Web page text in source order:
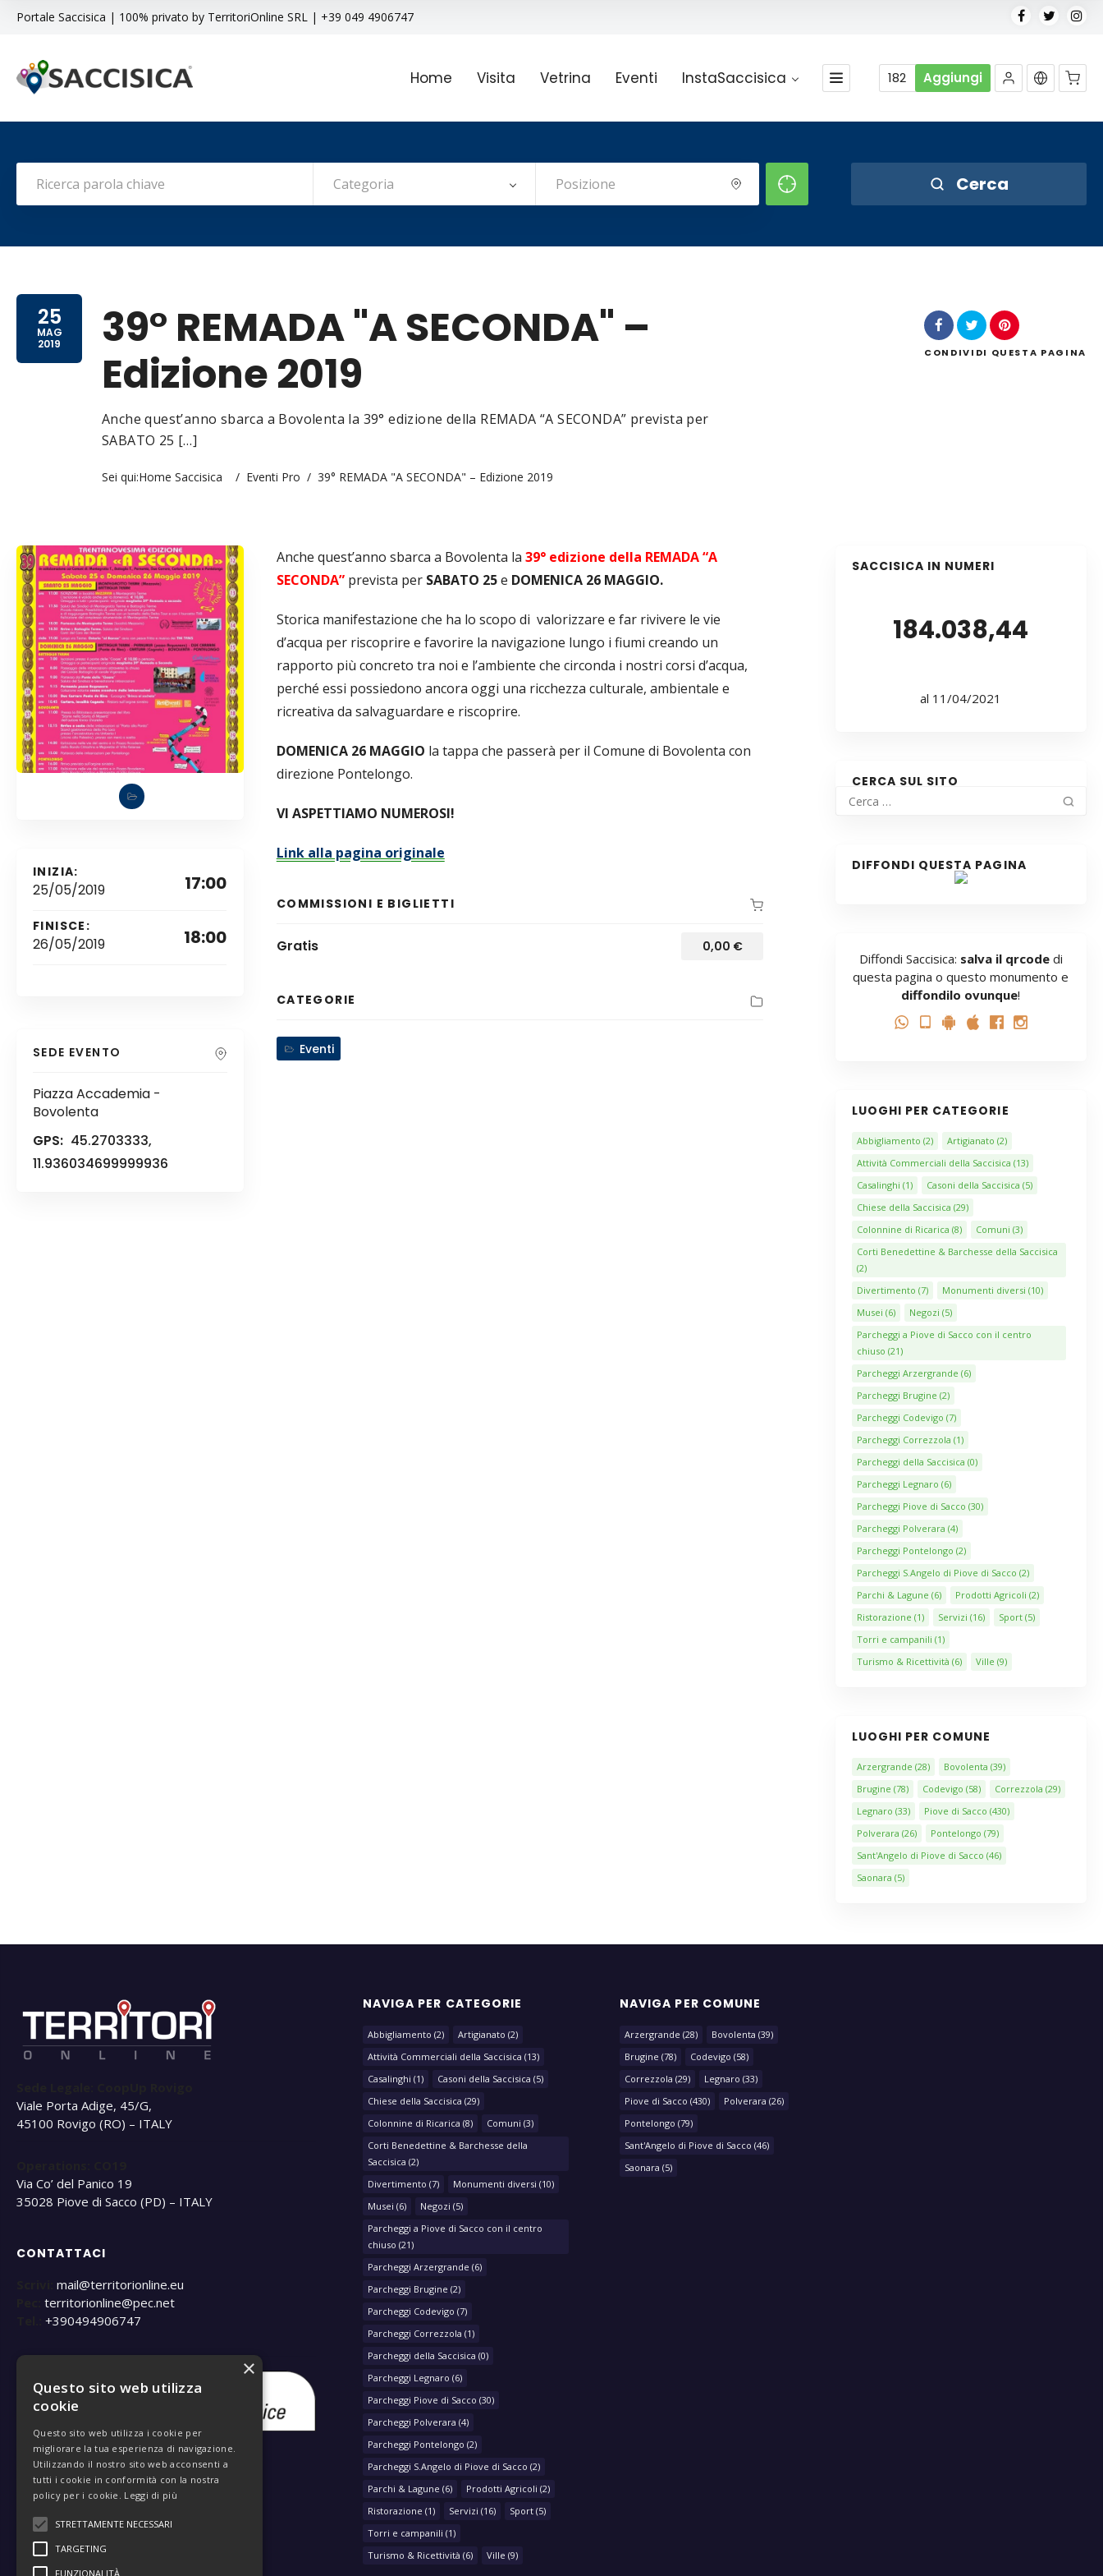
Portale Saccisica | 100% privato by TerritoriOnline SRL | +39 049 4906747
Home Visita Vetrina Eventi InstaSaccisica 182 Aggiungi
Categoria Cerca
25
MAG
2019
39° REMADA "A SECONDA" –
Edizione 2019
Anche quest’anno sbarca a Bovolenta la 39° edizione della REMADA “A SECONDA” prevista per
SABATO 25 […]
Sei qui:Home Saccisica / Eventi Pro / 39° REMADA "A SECONDA" – Edizione 2019
CONDIVIDI QUESTA PAGINA
INIZIA:
25/05/2019 17:00
FINISCE:
26/05/2019 18:00
SEDE EVENTO
Piazza Accademia -
Bovolenta
GPS: 45.2703333,
11.936034699999936
Anche quest’anno sbarca a Bovolenta la 39° edizione della REMADA “A
SECONDA” prevista perSABATO 25e DOMENICA 26 MAGGIO.
Storica manifestazione che ha lo scopo di valorizzare e far rivivere le vie
d’acqua per riscoprire e favorire la navigazione lungo i fiumi creando un
rapporto più concreto tra noi e l’ambiente che circonda i nostri corsi d’acqua,
perché essi possiedono ancora oggi una ricchezza culturale, ambientale e
ricreativa da salvaguardare e riscoprire.
DOMENICA 26 MAGGIO la tappa che passerà per il Comune di Bovolenta con
direzione Pontelongo.
VI ASPETTIAMO NUMEROSI!
Link alla pagina originale
COMMISSIONI E BIGLIETTI
Gratis 0,00 €
CATEGORIE
Eventi
SACCISICA IN NUMERI
184.038,44
al 11/04/2021
CERCA SUL SITO
DIFFONDI QUESTA PAGINA
Diffondi Saccisica: salva il qrcodedi
questa pagina o questo monumento e
diffondilo ovunque!
LUOGHI PER CATEGORIE
Abbigliamento (2) Artigianato (2)
Attività Commerciali della Saccisica (13)
Casalinghi (1) Casoni della Saccisica (5)
Chiese della Saccisica (29)
Colonnine di Ricarica (8) Comuni (3)
Corti Benedettine & Barchesse della Saccisica
(2)
Divertimento (7) Monumenti diversi (10)
Musei (6) Negozi (5)
Parcheggi a Piove di Sacco con il centro
chiuso (21)
Parcheggi Arzergrande (6)
Parcheggi Brugine (2)
Parcheggi Codevigo (7)
Parcheggi Correzzola (1)
Parcheggi della Saccisica (0)
Parcheggi Legnaro (6)
Parcheggi Piove di Sacco (30)
Parcheggi Polverara (4)
Parcheggi Pontelongo (2)
Parcheggi S.Angelo di Piove di Sacco (2)
Parchi & Lagune (6) Prodotti Agricoli (2)
Ristorazione (1) Servizi (16) Sport(5)
Torri e campanili (1)
Turismo & Ricettività (6) Ville (9)
LUOGHI PER COMUNE
Arzergrande (28) Bovolenta (39)
Brugine (78) Codevigo (58) Correzzola (29)
Legnaro (33) Piove di Sacco (430)
Polverara (26) Pontelongo (79)
Sant'Angelo di Piove di Sacco (46)
Saonara (5)
Viale Porta Adige, 45/G,
45100 Rovigo (RO) – ITALY
Via Co’ del Panico 19
35028 Piove di Sacco (PD) – ITALY
CONTATTACI
mail@territorionline.eu
territorionline@pec.net
+390494906747
NAVIGA PER CATEGORIE
Abbigliamento (2) Artigianato (2)
Attività Commerciali della Saccisica (13)
Casalinghi (1) Casoni della Saccisica (5)
Chiese della Saccisica (29)
Colonnine di Ricarica (8) Comuni (3)
Corti Benedettine & Barchesse della
Saccisica (2)
Divertimento (7) Monumenti diversi (10)
Musei (6) Negozi (5)
Parcheggi a Piove di Sacco con il centro
chiuso (21)
Parcheggi Arzergrande (6)
Parcheggi Brugine (2)
Parcheggi Codevigo (7)
Parcheggi Correzzola (1)
Parcheggi della Saccisica (0)
Parcheggi Legnaro (6)
Parcheggi Piove di Sacco (30)
Parcheggi Polverara (4)
Parcheggi Pontelongo (2)
Parcheggi S.Angelo di Piove di Sacco (2)
Parchi & Lagune (6) Prodotti Agricoli (2)
Ristorazione (1) Servizi (16) Sport (5)
Torri e campanili (1)
Turismo & Ricettività (6) Ville (9)
NAVIGA PER COMUNE
Arzergrande (28) Bovolenta (39)
Brugine (78) Codevigo (58)
Correzzola (29) Legnaro (33)
Piove di Sacco (430) Polverara (26)
Pontelongo (79)
Sant'Angelo di Piove di Sacco (46)
Saonara (5)
×
Questo sito web utilizza
cookie
Questo sito web utilizza i cookie per
migliorare la tua esperienza di navigazione.
Utilizzando il nostro sito web acconsenti a
tutti i cookie in conformità con la nostra
policy per i cookie. Leggi di più
STRETTAMENTE NECESSARI
TARGETING
FUNZIONALITÀ